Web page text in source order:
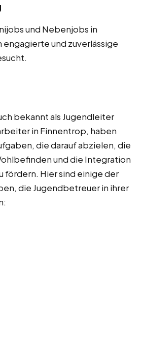
und Nebenjobs in
und zuverlässige
bekannt als Jugendleiter
in Finnentrop, haben
die darauf abzielen, die
und die Integration
fördern. Hier sind einige der
die Jugendbetreuer in ihrer